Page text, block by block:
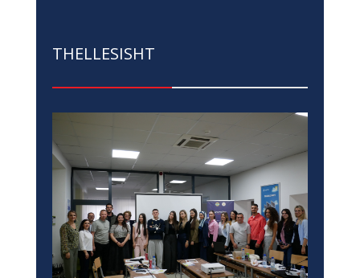
THELLESISHT